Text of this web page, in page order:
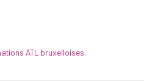
ATL bruxelloises.